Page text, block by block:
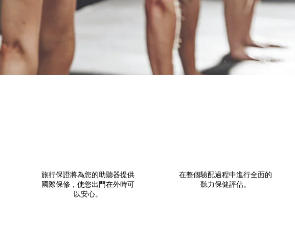
旅行保證將為您的助聽器提供
國際保修，使您出門在外時可
以安心。
在整個驗配過程中進行全面的
聽力保健評估。